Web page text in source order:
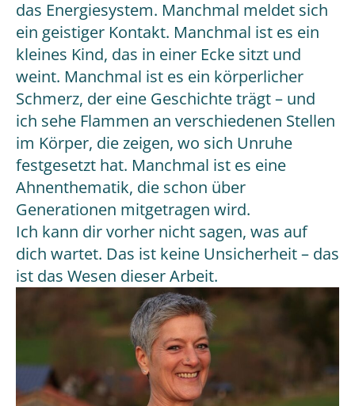
das Energiesystem. Manchmal meldet sich
ein geistiger Kontakt. Manchmal ist es ein
kleines Kind, das in einer Ecke sitzt und
weint. Manchmal ist es ein körperlicher
Schmerz, der eine Geschichte trägt – und
ich sehe Flammen an verschiedenen Stellen
im Körper, die zeigen, wo sich Unruhe
festgesetzt hat. Manchmal ist es eine
Ahnenthematik, die schon über
Generationen mitgetragen wird.
Ich kann dir vorher nicht sagen, was auf
dich wartet. Das ist keine Unsicherheit – das
ist das Wesen dieser Arbeit.